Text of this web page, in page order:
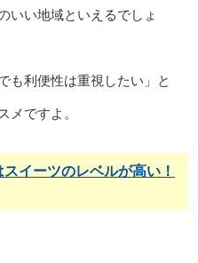
いい地域といえるでしょ
も利便性は重視したい」と
メですよ。
スイーツのレベルが高い！